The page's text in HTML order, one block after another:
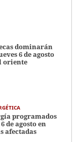
dominarán
6 de agosto
oriente
programados
de agosto en
afectadas